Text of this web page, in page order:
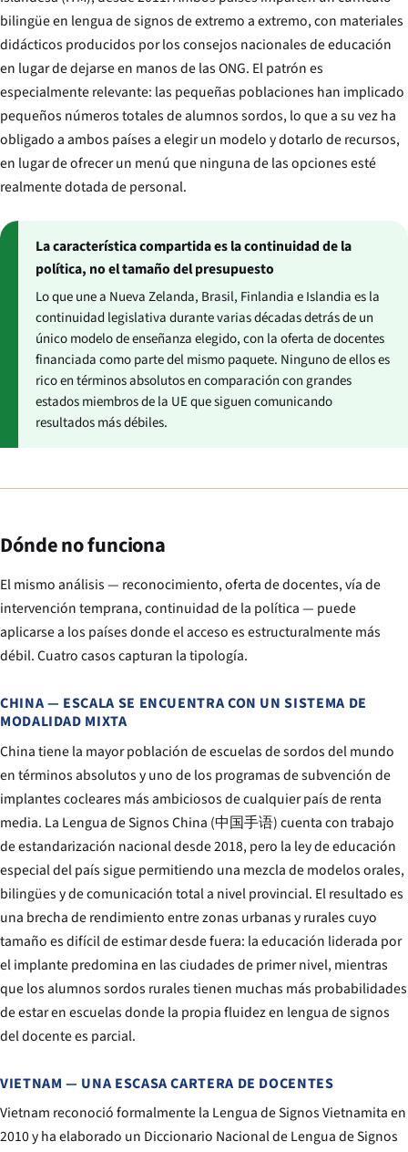
bilingüe en lengua de signos de extremo a extremo, con materiales
didácticos producidos por los consejos nacionales de educación
en lugar de dejarse en manos de las ONG. El patrón es
especialmente relevante: las pequeñas poblaciones han implicado
pequeños números totales de alumnos sordos, lo que a su vez ha
obligado a ambos países a elegir un modelo y dotarlo de recursos,
en lugar de ofrecer un menú que ninguna de las opciones esté
realmente dotada de personal.
La característica compartida es la continuidad de la
política, no el tamaño del presupuesto
Lo que une a Nueva Zelanda, Brasil, Finlandia e Islandia es la
continuidad legislativa durante varias décadas detrás de un
único modelo de enseñanza elegido, con la oferta de docentes
financiada como parte del mismo paquete. Ninguno de ellos es
rico en términos absolutos en comparación con grandes
estados miembros de la UE que siguen comunicando
resultados más débiles.
Dónde no funciona
El mismo análisis — reconocimiento, oferta de docentes, vía de
intervención temprana, continuidad de la política — puede
aplicarse a los países donde el acceso es estructuralmente más
débil. Cuatro casos capturan la tipología.
CHINA — ESCALA SE ENCUENTRA CON UN SISTEMA DE
MODALIDAD MIXTA
China tiene la mayor población de escuelas de sordos del mundo
en términos absolutos y uno de los programas de subvención de
implantes cocleares más ambiciosos de cualquier país de renta
media. La Lengua de Signos China (中国手语) cuenta con trabajo
de estandarización nacional desde 2018, pero la ley de educación
especial del país sigue permitiendo una mezcla de modelos orales,
bilingües y de comunicación total a nivel provincial. El resultado es
una brecha de rendimiento entre zonas urbanas y rurales cuyo
tamaño es difícil de estimar desde fuera: la educación liderada por
el implante predomina en las ciudades de primer nivel, mientras
que los alumnos sordos rurales tienen muchas más probabilidades
de estar en escuelas donde la propia fluidez en lengua de signos
del docente es parcial.
VIETNAM — UNA ESCASA CARTERA DE DOCENTES
Vietnam reconoció formalmente la Lengua de Signos Vietnamita en
2010 y ha elaborado un Diccionario Nacional de Lengua de Signos